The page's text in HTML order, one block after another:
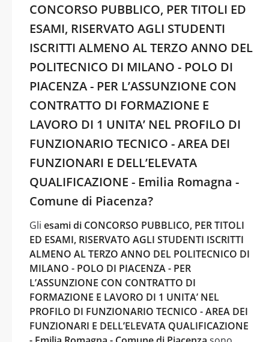
CONCORSO PUBBLICO, PER TITOLI ED
ESAMI, RISERVATO AGLI STUDENTI
ISCRITTI ALMENO AL TERZO ANNO DEL
POLITECNICO DI MILANO - POLO DI
PIACENZA - PER L’ASSUNZIONE CON
CONTRATTO DI FORMAZIONE E
LAVORO DI 1 UNITA’ NEL PROFILO DI
FUNZIONARIO TECNICO - AREA DEI
FUNZIONARI E DELL’ELEVATA
QUALIFICAZIONE - Emilia Romagna -
Comune di Piacenza?
Gli esami di CONCORSO PUBBLICO, PER TITOLI
ED ESAMI, RISERVATO AGLI STUDENTI ISCRITTI
ALMENO AL TERZO ANNO DEL POLITECNICO DI
MILANO - POLO DI PIACENZA - PER
L’ASSUNZIONE CON CONTRATTO DI
FORMAZIONE E LAVORO DI 1 UNITA’ NEL
PROFILO DI FUNZIONARIO TECNICO - AREA DEI
FUNZIONARI E DELL’ELEVATA QUALIFICAZIONE